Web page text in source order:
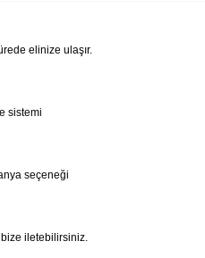
elinize ulaşır.
sistemi
seçeneği
iletebilirsiniz.